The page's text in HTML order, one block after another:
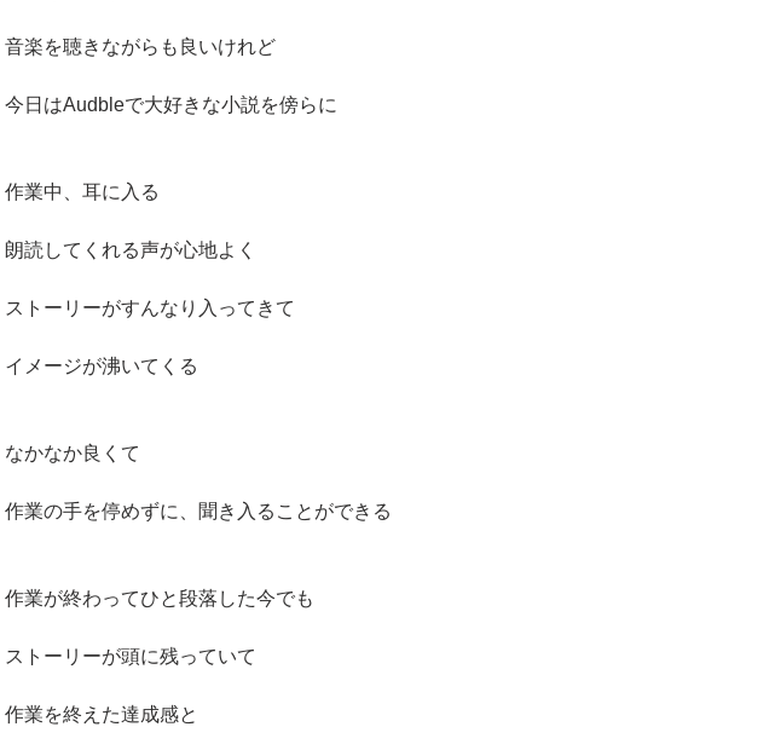
音楽を聴きながらも良いけれど
今日はAudbleで大好きな小説を傍らに
作業中、耳に入る
朗読してくれる声が心地よく
ストーリーがすんなり入ってきて
イメージが沸いてくる
なかなか良くて
作業の手を停めずに、聞き入ることができる
作業が終わってひと段落した今でも
ストーリーが頭に残っていて
作業を終えた達成感と